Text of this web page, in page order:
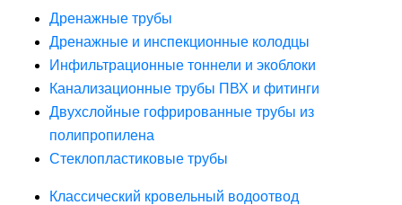
Дренажные трубы
Дренажные и инспекционные колодцы
Инфильтрационные тоннели и экоблоки
Канализационные трубы ПВХ и фитинги
Двухслойные гофрированные трубы из
полипропилена
Стеклопластиковые трубы
Классический кровельный водоотвод